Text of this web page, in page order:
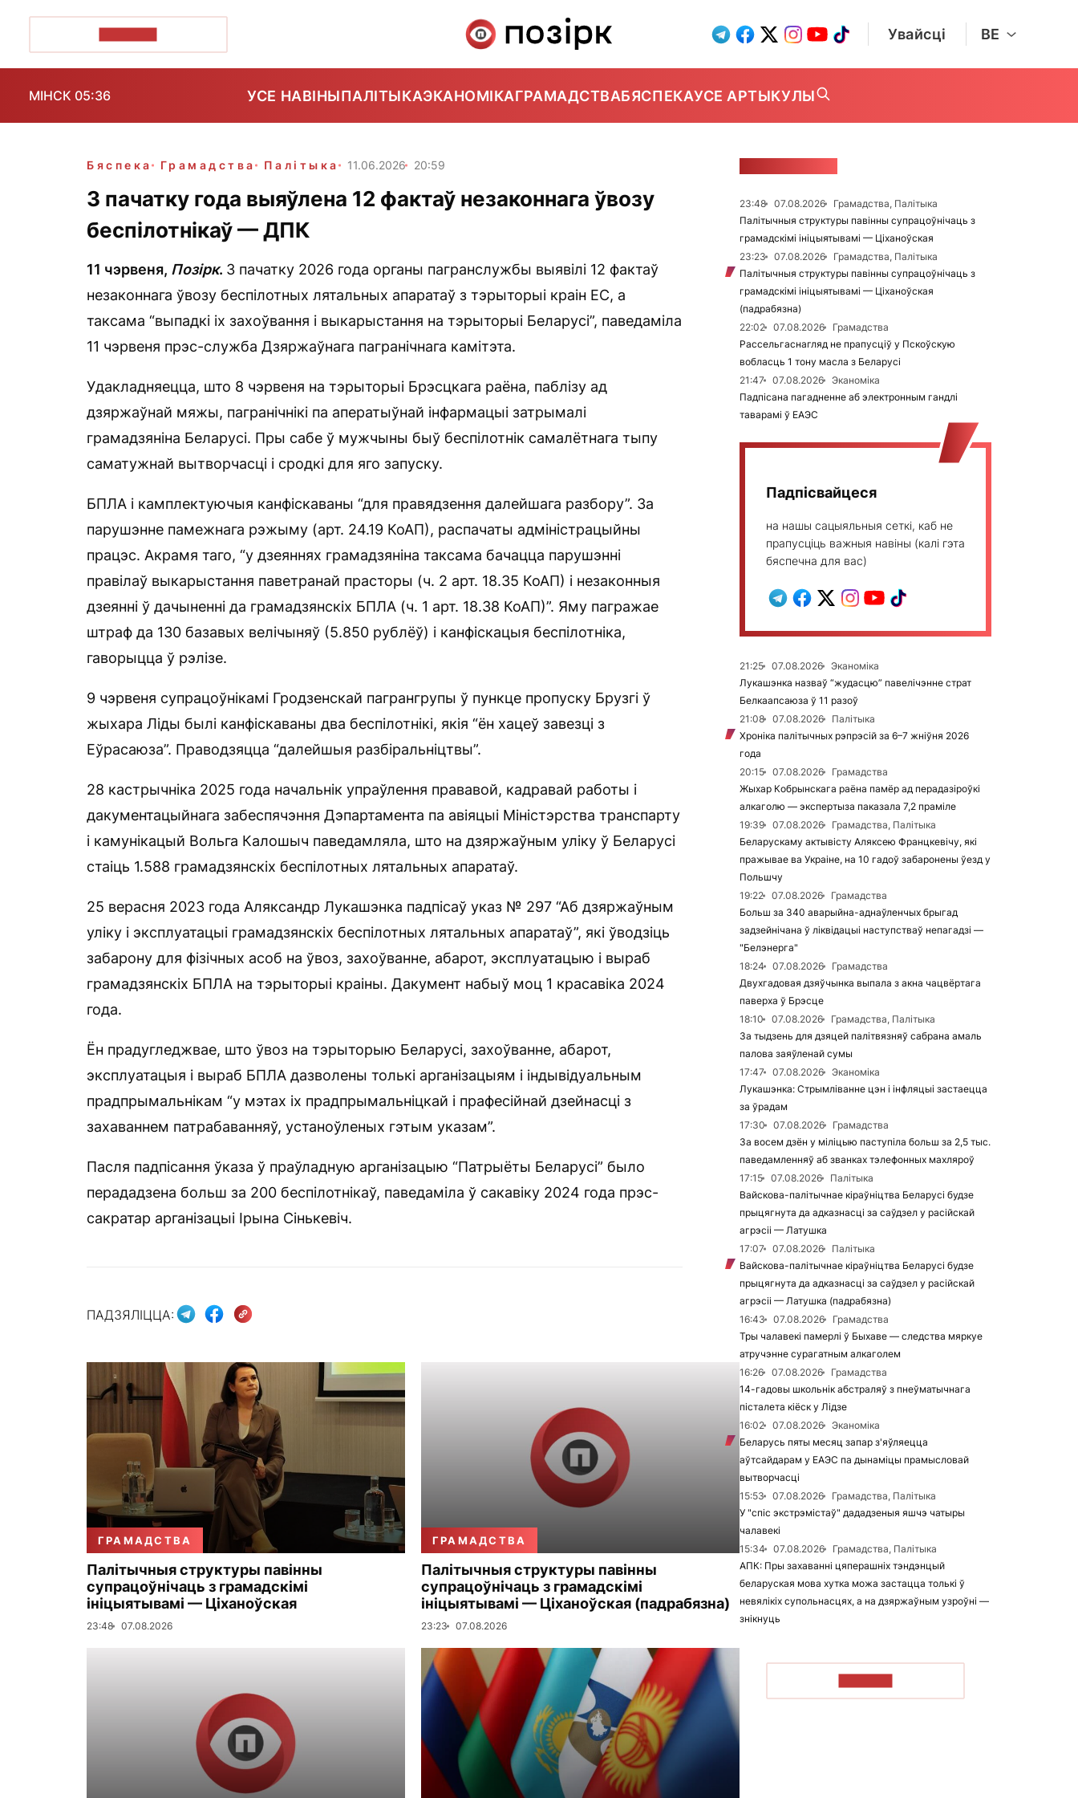
Увайсці BE
МІНСК 05:36 УСЕ НАВІНЫПАЛІТЫКАЭКАНОМІКАГРАМАДСТВАБЯСПЕКАУСЕ АРТЫКУЛЫ
Бяспека Грамадства Палітыка 11.06.2026 20:59
З пачатку года выяўлена 12 фактаў незаконнага ўвозу
беспілотнікаў — ДПК
11 чэрвеня, Позірк. З пачатку 2026 года органы пагранслужбы выявілі 12 фактаў
незаконнага ўвозу беспілотных лятальных апаратаў з тэрыторыі краін ЕС, а
таксама “выпадкі іх захоўвання і выкарыстання на тэрыторыі Беларусі”, паведаміла
11 чэрвеня прэс-служба Дзяржаўнага пагранічнага камітэта.
Удакладняецца, што 8 чэрвеня на тэрыторыі Брэсцкага раёна, паблізу ад
дзяржаўнай мяжы, пагранічнікі па аператыўнай інфармацыі затрымалі
грамадзяніна Беларусі. Пры сабе ў мужчыны быў беспілотнік самалётнага тыпу
саматужнай вытворчасці і сродкі для яго запуску.
БПЛА і камплектуючыя канфіскаваны “для правядзення далейшага разбору”. За
парушэнне памежнага рэжыму (арт. 24.19 КоАП), распачаты адміністрацыйны
працэс. Акрамя таго, “у дзеяннях грамадзяніна таксама бачацца парушэнні
правілаў выкарыстання паветранай прасторы (ч. 2 арт. 18.35 КоАП) і незаконныя
дзеянні ў дачыненні да грамадзянскіх БПЛА (ч. 1 арт. 18.38 КоАП)”. Яму пагражае
штраф да 130 базавых велічыняў (5.850 рублёў) і канфіскацыя беспілотніка,
гаворыцца ў рэлізе.
9 чэрвеня супрацоўнікамі Гродзенскай пагрангрупы ў пункце пропуску Брузгі ў
жыхара Ліды былі канфіскаваны два беспілотнікі, якія “ён хацеў завезці з
Еўрасаюза”. Праводзяцца “далейшыя разбіральніцтвы”.
28 кастрычніка 2025 года начальнік упраўлення прававой, кадравай работы і
дакументацыйнага забеспячэння Дэпартамента па авіяцыі Міністэрства транспарту
і камунікацый Вольга Калошыч паведамляла, што на дзяржаўным уліку ў Беларусі
стаіць 1.588 грамадзянскіх беспілотных лятальных апаратаў.
25 верасня 2023 года Аляксандр Лукашэнка падпісаў указ № 297 “Аб дзяржаўным
уліку і эксплуатацыі грамадзянскіх беспілотных лятальных апаратаў”, які ўводзіць
забарону для фізічных асоб на ўвоз, захоўванне, абарот, эксплуатацыю і выраб
грамадзянскіх БПЛА на тэрыторыі краіны. Дакумент набыў моц 1 красавіка 2024
года.
Ён прадугледжвае, што ўвоз на тэрыторыю Беларусі, захоўванне, абарот,
эксплуатацыя і выраб БПЛА дазволены толькі арганізацыям і індывідуальным
прадпрымальнікам “у мэтах іх прадпрымальніцкай і прафесійнай дзейнасці з
захаваннем патрабаванняў, устаноўленых гэтым указам”.
Пасля падпісання ўказа ў праўладную арганізацыю “Патрыёты Беларусі” было
перададзена больш за 200 беспілотнікаў, паведаміла ў сакавіку 2024 года прэс-
сакратар арганізацыі Ірына Сінькевіч.
ПАДЗЯЛІЦЦА:
ГРАМАДСТВА
Палітычныя структуры павінны
супрацоўнічаць з грамадскімі
ініцыятывамі — Ціханоўская
23:48 07.08.2026
ГРАМАДСТВА
Палітычныя структуры павінны
супрацоўнічаць з грамадскімі
ініцыятывамі — Ціханоўская (падрабязна)
23:23 07.08.2026
23:48 07.08.2026
Грамадства, Палітыка
Палітычныя структуры павінны супрацоўнічаць з
грамадскімі ініцыятывамі — Ціханоўская
23:23
07.08.2026
Грамадства, Палітыка
Палітычныя структуры павінны супрацоўнічаць з
грамадскімі ініцыятывамі — Ціханоўская
(падрабязна)
22:02
07.08.2026
Грамадства
Рассельгаснагляд не прапусціў у Пскоўскую
вобласць 1 тону масла з Беларусі
21:47
07.08.2026
Эканоміка
Падпісана пагадненне аб электронным гандлі
таварамі ў ЕАЭС
Падпісвайцеся
на нашы сацыяльныя сеткі, каб не
прапусціць важныя навіны (калі гэта
бяспечна для вас)
21:25 07.08.2026
Эканоміка
Лукашэнка назваў “жудасцю” павелічэнне страт
Белкаапсаюза ў 11 разоў
21:08
07.08.2026
Палітыка
Хроніка палітычных рэпрэсій за 6–7 жніўня 2026
года
20:15
07.08.2026
Грамадства
Жыхар Кобрынскага раёна памёр ад перадазіроўкі
алкаголю — экспертыза паказала 7,2 праміле
19:39
07.08.2026
Грамадства, Палітыка
Беларускаму актывісту Аляксею Францкевічу, які
пражывае ва Украіне, на 10 гадоў забаронены ўезд у
Польшчу
19:22
07.08.2026
Грамадства
Больш за 340 аварыйна-аднаўленчых брыгад
задзейнічана ў ліквідацыі наступстваў непагадзі —
"Белэнерга"
18:24
07.08.2026
Грамадства
Двухгадовая дзяўчынка выпала з акна чацвёртага
паверха ў Брэсце
18:10
07.08.2026
Грамадства, Палітыка
За тыдзень для дзяцей палітвязняў сабрана амаль
палова заяўленай сумы
17:47
07.08.2026
Эканоміка
Лукашэнка: Стрымліванне цэн і інфляцыі застаецца
за ўрадам
17:30
07.08.2026
Грамадства
За восем дзён у міліцыю паступіла больш за 2,5 тыс.
паведамленняў аб званках тэлефонных махляроў
17:15
07.08.2026
Палітыка
Вайскова-палітычнае кіраўніцтва Беларусі будзе
прыцягнута да адказнасці за саўдзел у расійскай
агрэсіі — Латушка
17:07
07.08.2026
Палітыка
Вайскова-палітычнае кіраўніцтва Беларусі будзе
прыцягнута да адказнасці за саўдзел у расійскай
агрэсіі — Латушка (падрабязна)
16:43
07.08.2026
Грамадства
Тры чалавекі памерлі ў Быхаве — следства мяркуе
атручэнне сурагатным алкаголем
16:26
07.08.2026
Грамадства
14-гадовы школьнік абстраляў з пнеўматычнага
пісталета кіёск у Лідзе
16:02
07.08.2026
Эканоміка
Беларусь пяты месяц запар з'яўляецца
аўтсайдарам у ЕАЭС па дынаміцы прамысловай
вытворчасці
15:53
07.08.2026
Грамадства, Палітыка
У "спіс экстрэмістаў" дададзеныя яшчэ чатыры
чалавекі
15:34
07.08.2026
Грамадства, Палітыка
АПК: Пры захаванні цяперашніх тэндэнцый
беларуская мова хутка можа застацца толькі ў
невялікіх супольнасцях, а на дзяржаўным узроўні —
знікнуць